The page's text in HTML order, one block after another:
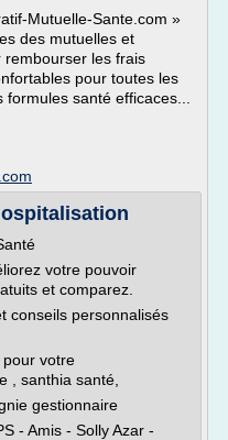
Mutuelle-Sante.com »
des mutuelles et
les frais
pour toutes les
santé efficaces...
votre pouvoir
et comparez.
conseils personnalisés
votre
, santhia santé,
gestionnaire
- Amis - Solly Azar -